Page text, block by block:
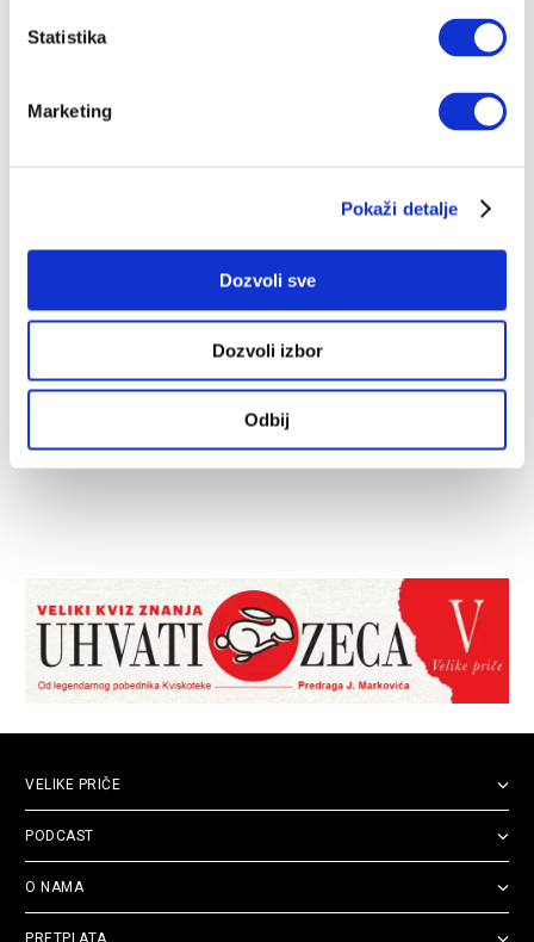
Statistika
Marketing
Pokaži detalje
Dozvoli sve
Dozvoli izbor
Odbij
19.03.2023.
Da li smo zaboravili Olgu Jevrić?
BORIS MILJKOVIĆ 15.03.2023.
VELIKE PRIČE
PODCAST
O NAMA
PRETPLATA